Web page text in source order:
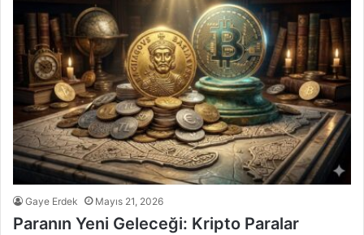
Gaye Erdek Mayıs 21, 2026
Paranın Yeni Geleceği: Kripto Paralar